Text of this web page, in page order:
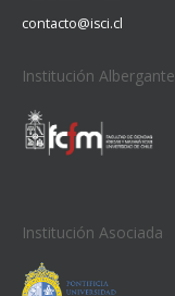
contacto@isci.cl
Institución Albergante
Institución Asociada